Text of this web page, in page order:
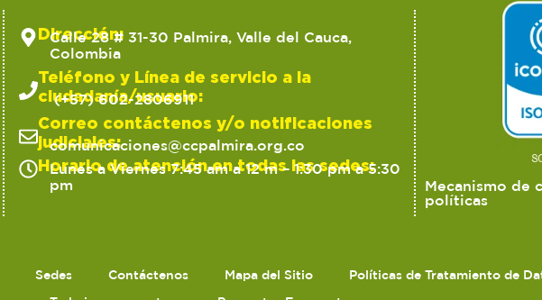
Dirección:
Calle 28 # 31-30 Palmira, Valle del Cauca,
Colombia
Teléfono y Línea de servicio a la
ciudadanía/usuario:
(+57) 602-2806911
Correo contáctenos y/o notificaciones
judiciales:
comunicaciones@ccpalmira.org.co
Horario de atención en todas las sedes:
Lunes a Viernes 7:45 am a 12 m – 1:30 pm a 5:30
pm
Mecanismo de
políticas
Sedes Contáctenos Mapa del Sitio Políticas de Tratamiento de